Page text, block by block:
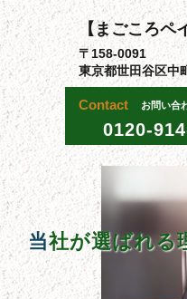
【まごころペ
〒158-0091
東京都世田谷区中
Contact お問い合
0120-
当社が選ばれる
施工事例
各種施工について
ブログ
よくある質問
お問い合わせ